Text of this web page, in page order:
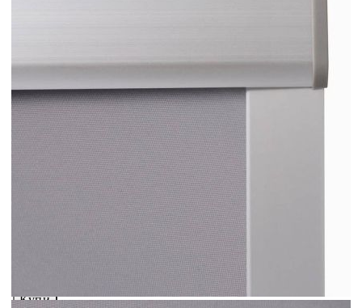
Credit calculator
Затъмняващи ролетни щори, сиви, U08/808, GGL и
GGU
Please select credit institution
Цена на продукта: €63.00
Extraction of information from credit institutions
Предоставената таблица е с информационна цел.
Добавете продукта в количката си с бутона "Добави в
количката" и при поръчка ще можете да изберете броя
вноски на кредита.
Acest tabel are caracter informativ. Adăugați produsul în
coșul de cumpărături unde veți putea selecta detaliile